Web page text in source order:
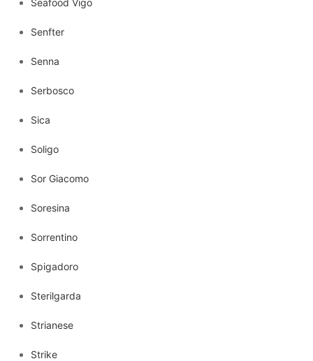
Senfter
Senna
Serbosco
Sica
Soligo
Sor Giacomo
Soresina
Sorrentino
Spigadoro
Sterilgarda
Strianese
Strike